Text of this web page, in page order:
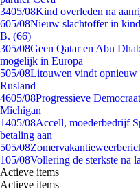
3405/08Kind overleden na
605/08Nieuw slachtoffer in
B. (66)
305/08Geen Qatar en Abu
mogelijk in Europa
505/08Litouwen vindt opnieuw
Rusland
4605/08Progressieve
Michigan
1405/08Accell, moederbedrijf
betaling aan
505/08
105/08Vollering de sterkste na
Actieve items
Actieve items